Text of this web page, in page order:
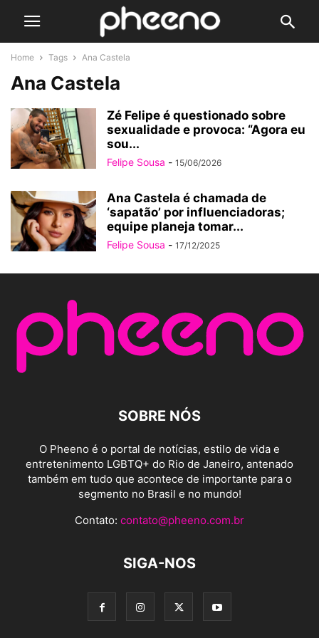
Home Tags Ana Castela
Ana Castela
Zé Felipe é questionado sobre
sexualidade e provoca: “Agora eu
sou...
Felipe Sousa - 15/06/2026
Ana Castela é chamada de
‘sapatão’ por influenciadoras;
equipe planeja tomar...
Felipe Sousa - 17/12/2025
SOBRE NÓS
O Pheeno é o portal de notícias, estilo de vida e
entretenimento LGBTQ+ do Rio de Janeiro, antenado
também em tudo que acontece de importante para o
segmento no Brasil e no mundo!
Contato: contato@pheeno.com.br
SIGA-NOS